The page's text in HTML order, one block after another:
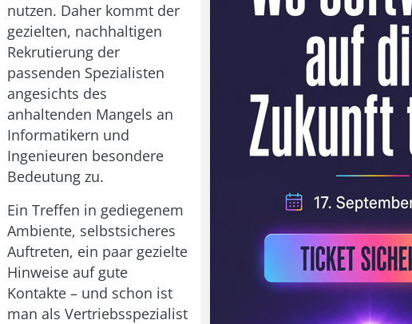
nutzen. Daher kommt der
gezielten, nachhaltigen
Rekrutierung der
passenden Spezialisten
angesichts des
anhaltenden Mangels an
Informatikern und
Ingenieuren besondere
Bedeutung zu.
Ein Treffen in gediegenem
Ambiente, selbstsicheres
Auftreten, ein paar gezielte
Hinweise auf gute
Kontakte – und schon ist
man als Vertriebsspezialist